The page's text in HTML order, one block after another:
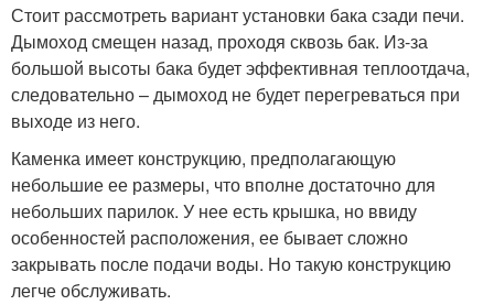
Стоит рассмотреть вариант установки бака сзади печи.
Дымоход смещен назад, проходя сквозь бак. Из-за
большой высоты бака будет эффективная теплоотдача,
следовательно – дымоход не будет перегреваться при
выходе из него.
Каменка имеет конструкцию, предполагающую
небольшие ее размеры, что вполне достаточно для
небольших парилок. У нее есть крышка, но ввиду
особенностей расположения, ее бывает сложно
закрывать после подачи воды. Но такую конструкцию
легче обслуживать.